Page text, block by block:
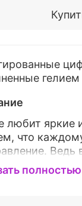
любит яркие
что
Ведь
которые
полностью